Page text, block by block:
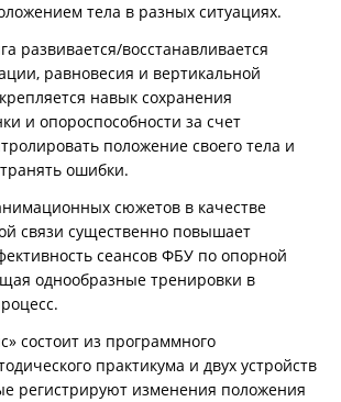
тела в разных ситуациях.
развивается/восстанавливается
равновесия и вертикальной
навык сохранения
и опороспособности за счет
положение своего тела и
ошибки.
сюжетов в качестве
связи существенно повышает
сеансов ФБУ по опорной
однообразные тренировки в
состоит из программного
практикума и двух устройств
регистрируют изменения положения